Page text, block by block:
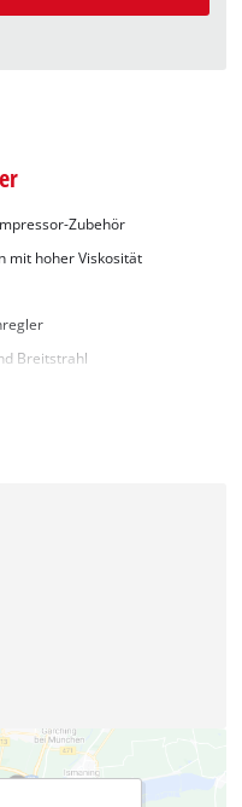
Zubehör
mit hoher Viskosität
Breitstrahl